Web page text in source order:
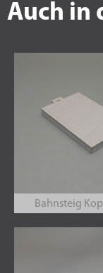
Auch in
Bahnsteig